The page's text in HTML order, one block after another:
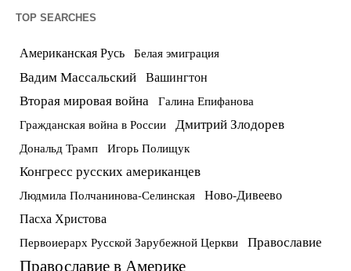
TOP SEARCHES
Американская Русь Белая эмиграция
Вадим Массальский Вашингтон
Вторая мировая война Галина Епифанова
Гражданская война в России Дмитрий Злодорев
Дональд Трамп Игорь Полищук
Конгресс русских американцев
Людмила Полчанинова-Селинская Ново-Дивеево
Пасха Христова
Первоиерарх Русской Зарубежной Церкви Православие
Православие в Америке